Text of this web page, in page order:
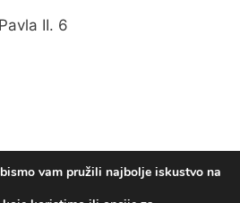
II. 6
vam pružili najbolje iskustvo na